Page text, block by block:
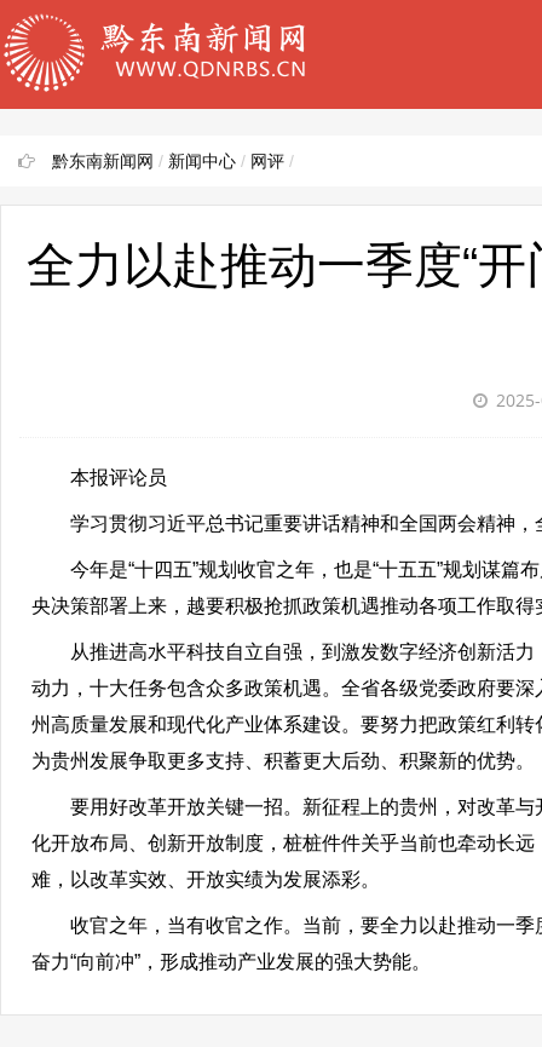
黔东南新闻网 / 新闻中心 / 网评 /
全力以赴推动一季度“
本报评论员
学习贯彻习近平总书记重要讲话精神和全国两会精神，
今年是“十四五”规划收官之年，也是“十五五”规划谋
央决策部署上来，越要积极抢抓政策机遇推动各项工作取得
从推进高水平科技自立自强，到激发数字经济创新活
动力，十大任务包含众多政策机遇。全省各级党委政府要
州高质量发展和现代化产业体系建设。要努力把政策红利
为贵州发展争取更多支持、积蓄更大后劲、积聚新的优势。
要用好改革开放关键一招。新征程上的贵州，对改革
化开放布局、创新开放制度，桩桩件件关乎当前也牵动长
难，以改革实效、开放实绩为发展添彩。
收官之年，当有收官之作。当前，要全力以赴推动一
奋力“向前冲”，形成推动产业发展的强大势能。